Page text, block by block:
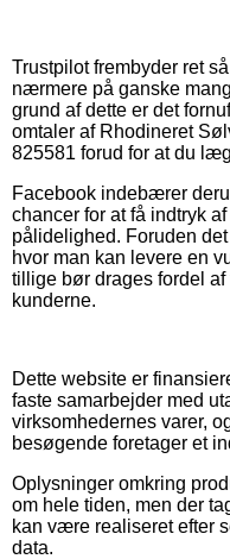
Trustpilot frembyder ret
nærmere på ganske
grund af dette er det
omtaler af Rhodineret
825581 forud for at du
Facebook indebærer
chancer for at få indtryk
pålidelighed. Foruden
hvor man kan levere en
tillige bør drages fordel
kunderne.
Dette website er
faste samarbejder med
virksomhedernes varer,
besøgende foretager et
Oplysninger omkring
om hele tiden, men der
kan være realiseret efter
data.